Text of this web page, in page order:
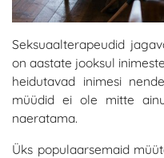
Seksuaalterapeudid
on aastate jooksul
heidutavad inimesi
müüdid ei ole mitte
naeratama.
Üks populaarsemaid